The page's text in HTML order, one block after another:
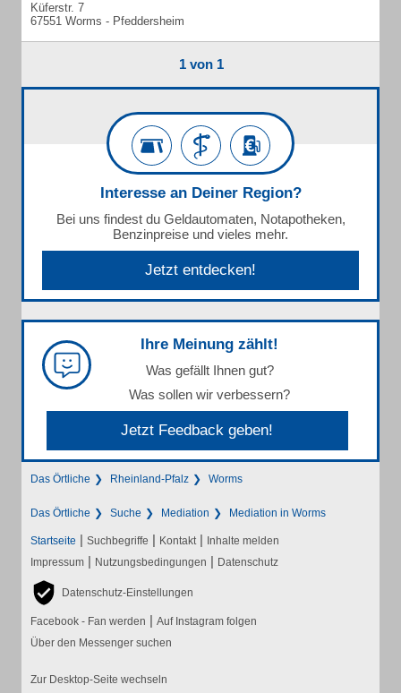
Küferstr. 7
67551 Worms - Pfeddersheim
1 von 1
Interesse an Deiner Region?
Bei uns findest du Geldautomaten, Notapotheken,
Benzinpreise und vieles mehr.
Jetzt entdecken!
Ihre Meinung zählt!
Was gefällt Ihnen gut?
Was sollen wir verbessern?
Jetzt Feedback geben!
Das Örtliche Rheinland-Pfalz Worms
Das Örtliche Suche Mediation Mediation in Worms
Startseite | Suchbegriffe | Kontakt | Inhalte melden
Impressum | Nutzungsbedingungen | Datenschutz
Datenschutz-Einstellungen
Facebook - Fan werden | Auf Instagram folgen
Über den Messenger suchen
Zur Desktop-Seite wechseln